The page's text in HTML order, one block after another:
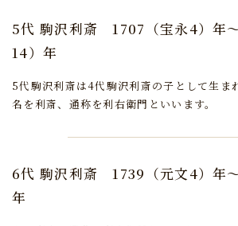
5代 駒沢利斎1707（宝永4）年
14）年
5代駒沢利斎は4代駒沢利斎の子として生ま
名を利斎、通称を利右衛門といいます。
6代 駒沢利斎1739（元文4）年
年